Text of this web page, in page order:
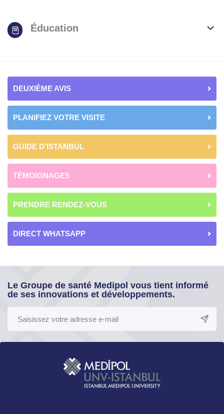
Éducation
DEUXIÈME AVIS
PLANIFIEZ VOTRE VISITE
GUIDE D'ISTANBUL
TÉMOIGNAGES
PRENDRE RENDEZ-VOUS
DIRECT WHATSAPP
Le Groupe de santé Medipol vous tient informé
de ses innovations et développements.